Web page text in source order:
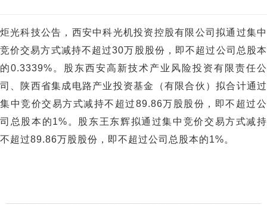
炬光科技公告，西安中科光机投资控股有限公司拟通过集中
竞价交易方式减持不超过30万股股份，即不超过公司总股本
的0.3339%。股东西安高新技术产业风险投资有限责任公
司、陕西省集成电路产业投资基金（有限合伙）拟合计通过
集中竞价交易方式减持不超过89.86万股股份，即不超过公
司总股本的1%。股东王东辉拟通过集中竞价交易方式减持
不超过89.86万股股份，即不超过公司总股本的1%。